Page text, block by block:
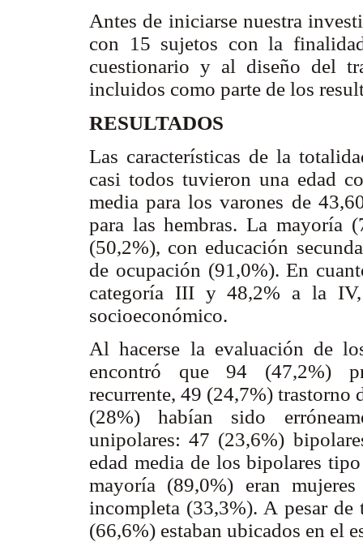
Antes de iniciarse nuestra
con 15 sujetos con la
cuestionario y al diseño del
incluidos como parte de los
RESULTADOS
Las características de la
casi todos tuvieron una edad
media para los varones de
para las hembras. La mayoría
(50,2%), con educación
de ocupación (91,0%). En
categoría III y 48,2% a la
socioeconómico.
Al hacerse la evaluación de
encontró que 94 (47,2%)
recurrente, 49 (24,7%) trastorno
(28%) habían sido
unipolares: 47 (23,6%)
edad media de los bipolares
mayoría (89,0%) eran
incompleta (33,3%). A pesar
(66,6%) estaban ubicados en el